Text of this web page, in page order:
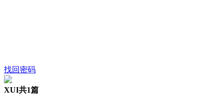
找回密码
XUI共1篇